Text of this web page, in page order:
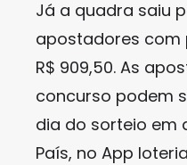
Já a quadra saiu
apostadores com
R$ 909,50. As
concurso podem
dia do sorteio em
País, no App